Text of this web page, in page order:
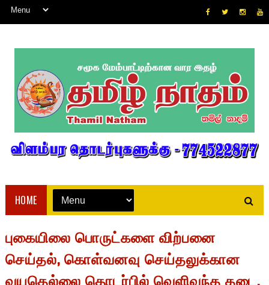
HOME
புகையிலை பொருட்களை விற்பனை
செய்தல், கொள்வனவு செய்தலுக்கான
வயதெல்லை தொடர்பில் வெளிவந்த தடை.